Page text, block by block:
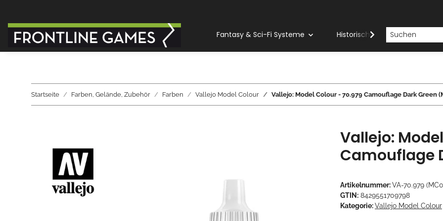
Fantasy & Sci-Fi Systeme Historische Systeme
Startseite Farben, Gelände, Zubehör Farben Vallejo Model Colour Vallejo: Model Colour - 70.979 Camouflage Dark Green
Vallejo:
Camouflage
Artikelnummer:VA-70.979
GTIN: 8429551709798
Kategorie:Vallejo Model Colour